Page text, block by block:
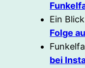
Ein
Folge
bei